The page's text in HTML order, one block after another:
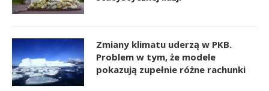
Zmiany klimatu uderzą w PKB.
Problem w tym, że modele
pokazują zupełnie różne rachunki